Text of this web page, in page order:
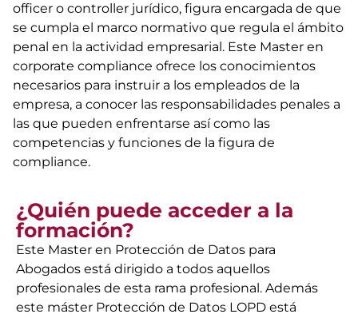
officer o controller jurídico, figura encargada de que
se cumpla el marco normativo que regula el ámbito
penal en la actividad empresarial. Este Master en
corporate compliance ofrece los conocimientos
necesarios para instruir a los empleados de la
empresa, a conocer las responsabilidades penales a
las que pueden enfrentarse así como las
competencias y funciones de la figura de
compliance.
¿Quién puede acceder a la
formación?
Este Master en Protección de Datos para
Abogados está dirigido a todos aquellos
profesionales de esta rama profesional. Además
este máster Protección de Datos LOPD está